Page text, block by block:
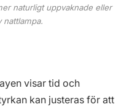
naturligt uppvaknade eller
nattlampa.
visar tid och
kan justeras för att